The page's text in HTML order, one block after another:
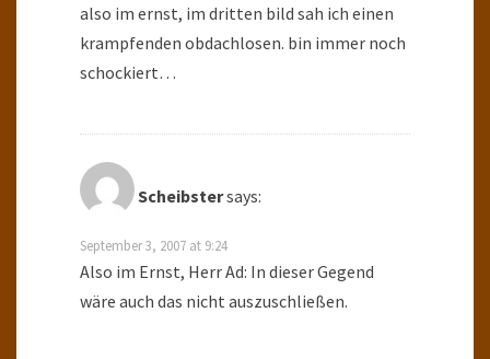
also im ernst, im dritten bild sah ich einen
krampfenden obdachlosen. bin immer noch
schockiert…
Scheibstersays:
September 3, 2007 at 9:24
Also im Ernst, Herr Ad: In dieser Gegend
wäre auch das nicht auszuschließen.